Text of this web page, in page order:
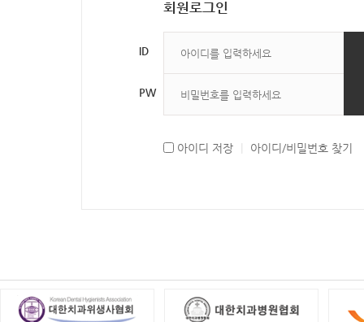
회원로그인
ID
PW
아이디 저장 아이디/비밀번호 찾기